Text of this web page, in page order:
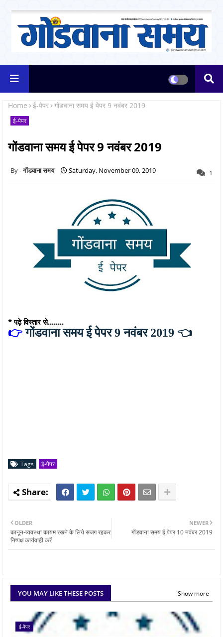
Home ई-पेपर गोंडवाना समय ई पेपर 9 नवंबर 2019
ई-पेपर
गोंडवाना समय ई पेपर 9 नवंबर 2019
गोंडवाना समय Saturday, November 09, 2019 1
* पढ़े विस्तार से........
👉 गोंडवाना समय ई पेपर 9 नवंबर 2019 👈
Tags ई-पेपर
NEWER
गोंडवाना समय ई पेपर 10 नवंबर 2019
OLDER
कानून-व्यवस्था कायम रखने के लिये सजग रहकर
निष्पक्ष कार्यवाही करें
YOU MAY LIKE THESE POSTS Show more
ई-पेपर